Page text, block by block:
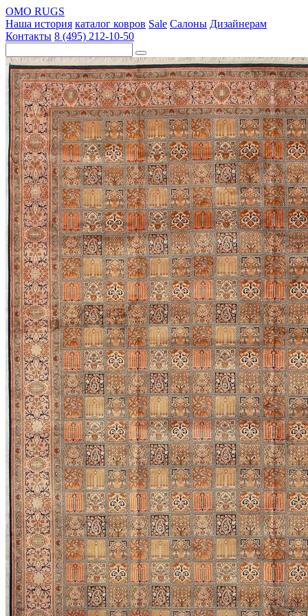
OMO RUGS
Наша история каталог ковров Sale Салоны Дизайнерам
Контакты 8 (495) 212-10-50